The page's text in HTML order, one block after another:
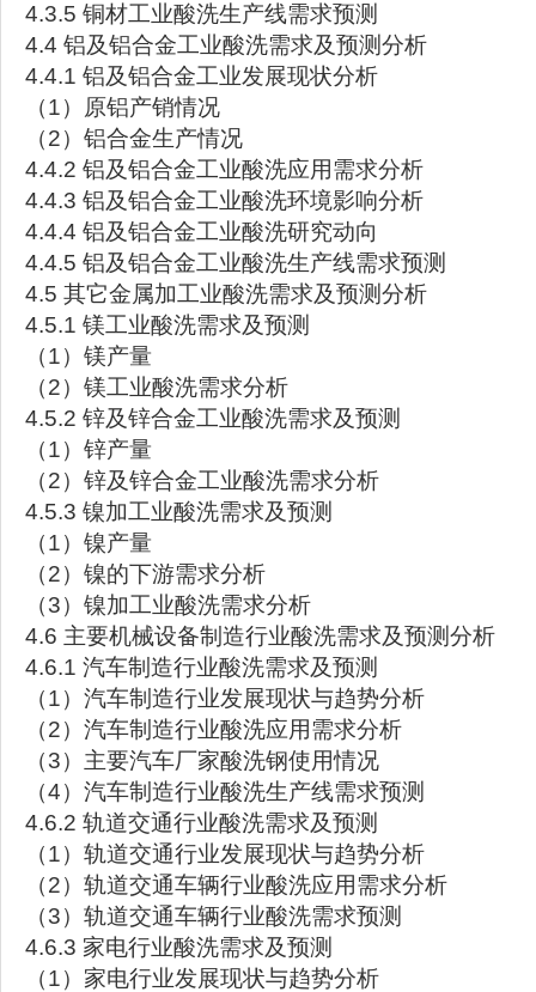
4.3.5 铜材工业酸洗生产线需求预测
4.4 铝及铝合金工业酸洗需求及预测分析
4.4.1 铝及铝合金工业发展现状分析
（1）原铝产销情况
（2）铝合金生产情况
4.4.2 铝及铝合金工业酸洗应用需求分析
4.4.3 铝及铝合金工业酸洗环境影响分析
4.4.4 铝及铝合金工业酸洗研究动向
4.4.5 铝及铝合金工业酸洗生产线需求预测
4.5 其它金属加工业酸洗需求及预测分析
4.5.1 镁工业酸洗需求及预测
（1）镁产量
（2）镁工业酸洗需求分析
4.5.2 锌及锌合金工业酸洗需求及预测
（1）锌产量
（2）锌及锌合金工业酸洗需求分析
4.5.3 镍加工业酸洗需求及预测
（1）镍产量
（2）镍的下游需求分析
（3）镍加工业酸洗需求分析
4.6 主要机械设备制造行业酸洗需求及预测分析
4.6.1 汽车制造行业酸洗需求及预测
（1）汽车制造行业发展现状与趋势分析
（2）汽车制造行业酸洗应用需求分析
（3）主要汽车厂家酸洗钢使用情况
（4）汽车制造行业酸洗生产线需求预测
4.6.2 轨道交通行业酸洗需求及预测
（1）轨道交通行业发展现状与趋势分析
（2）轨道交通车辆行业酸洗应用需求分析
（3）轨道交通车辆行业酸洗需求预测
4.6.3 家电行业酸洗需求及预测
（1）家电行业发展现状与趋势分析